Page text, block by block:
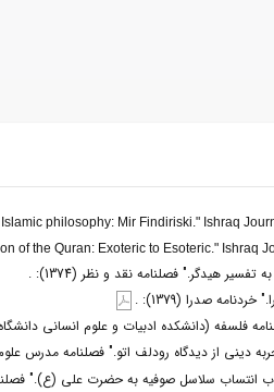
philosophy: Mir Findiriski." Ishraq
of the Quran: Exoteric to Esoteric." Ishraq
هیدگر." فصلنامه نقد و نظر (1374): .
صدرا (1379): .
فلسفه (دانشکده ادبیات و علوم انسانی دانشگاه
از دیدگاه رودلف اتو." فصلنامه مدرس علوم
انتساب سلاسل صوفیه به حضرت علی (ع)." فصلنامه